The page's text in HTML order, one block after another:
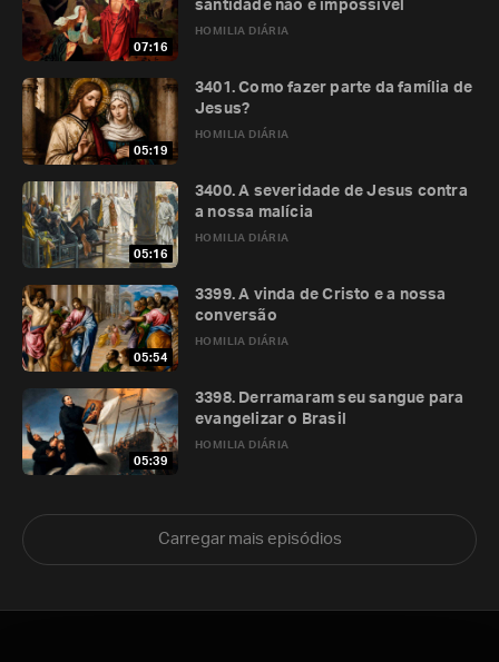
07:16
HOMILIA DIÁRIA
santidade não é impossível
05:19
HOMILIA DIÁRIA
3401. Como fazer parte da família de
Jesus?
05:16
HOMILIA DIÁRIA
3400. A severidade de Jesus contra
a nossa malícia
05:54
HOMILIA DIÁRIA
3399. A vinda de Cristo e a nossa
conversão
05:39
HOMILIA DIÁRIA
3398. Derramaram seu sangue para
evangelizar o Brasil
Carregar mais episódios